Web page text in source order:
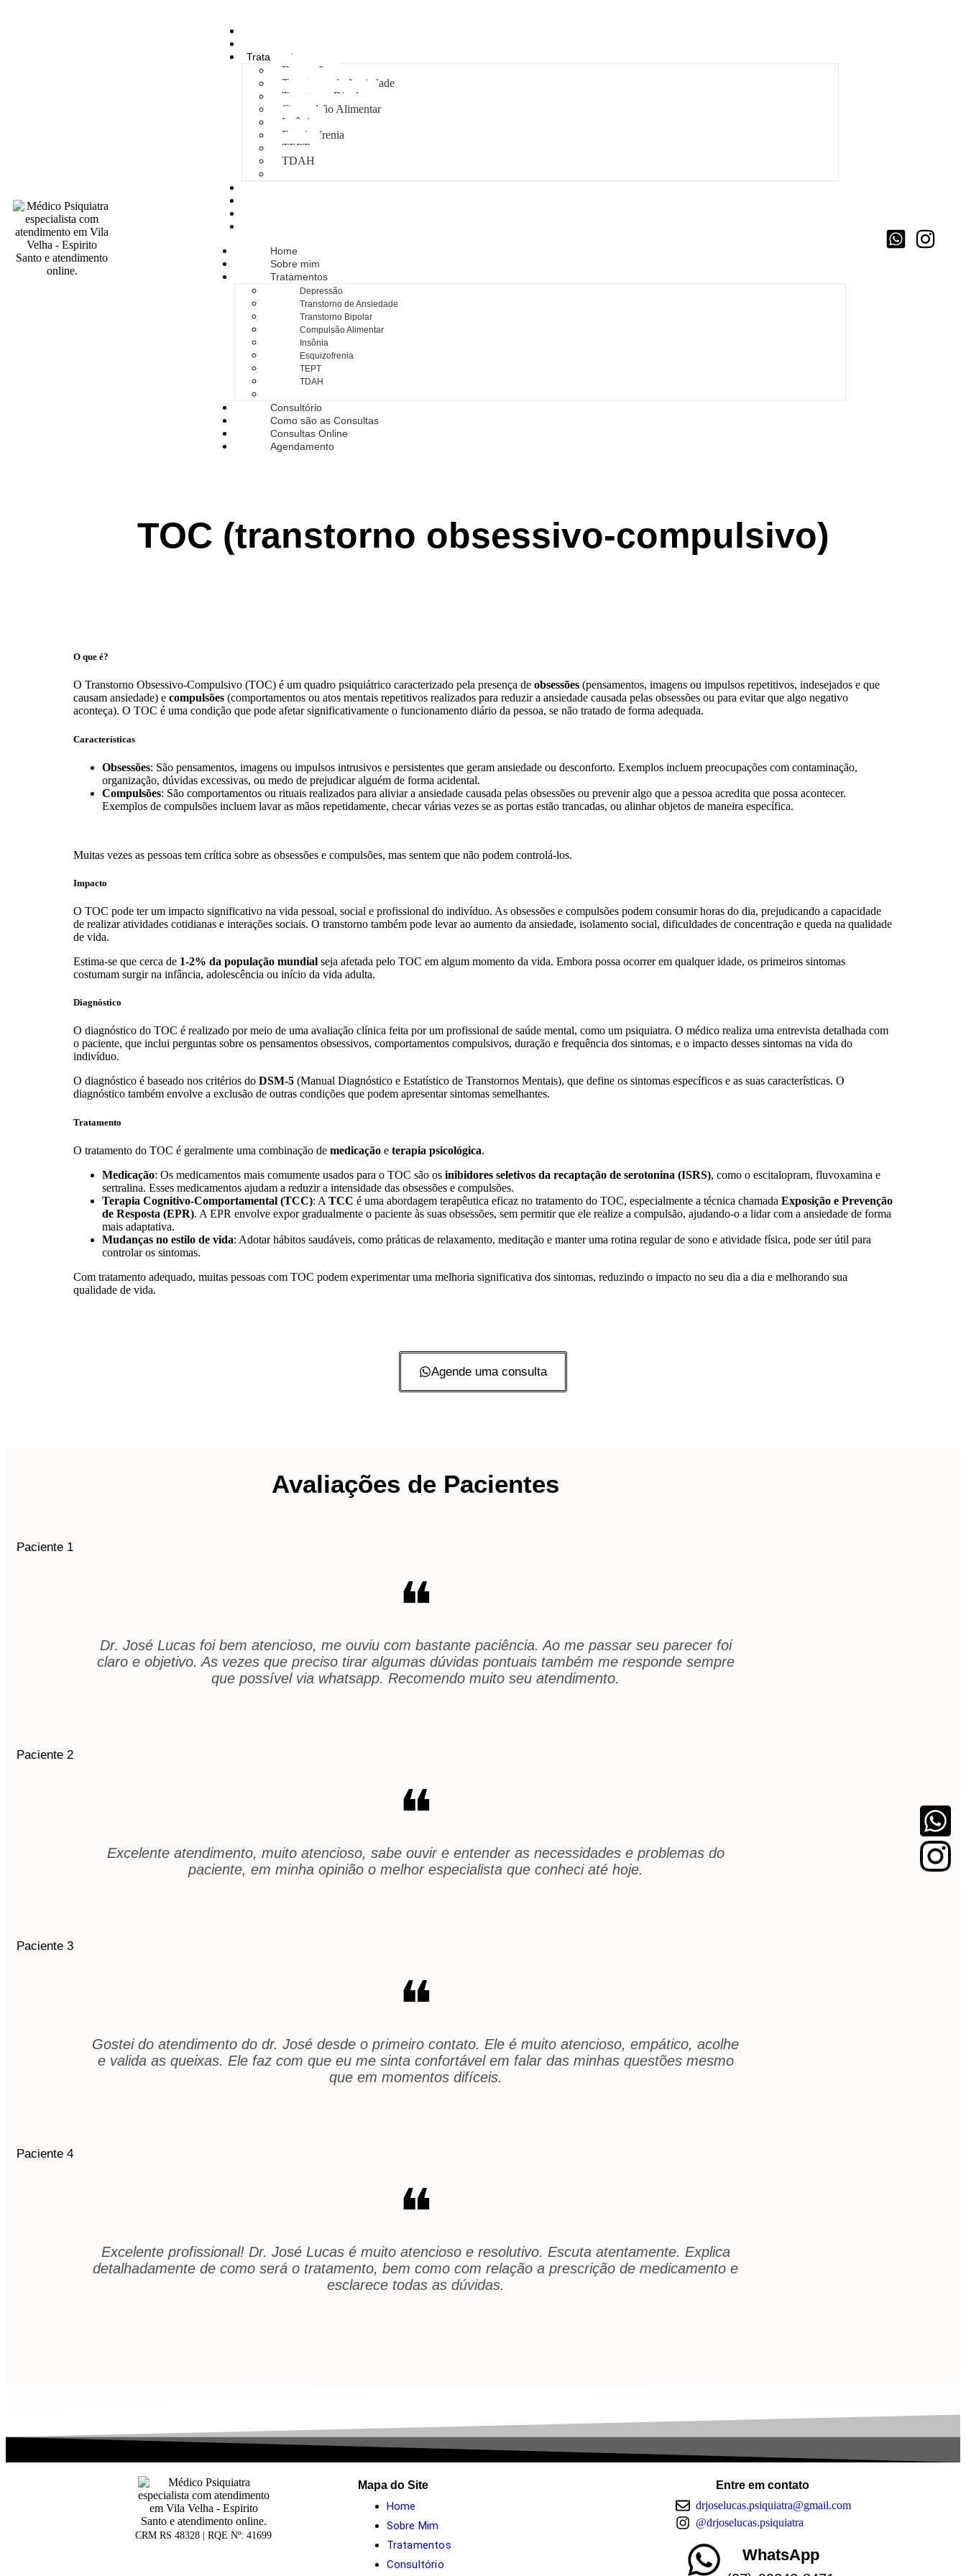
Tratamentos
Depressão
Transtorno de Ansiedade
Transtorno Bipolar
Compulsão Alimentar
Insônia
Esquizofrenia
TEPT
TDAH
Home
Sobre mim
Tratamentos
Depressão
Transtorno de Ansiedade
Transtorno Bipolar
Compulsão Alimentar
Insônia
Esquizofrenia
TEPT
TDAH
Consultório
Como são as Consultas
Consultas Online
Agendamento
TOC (transtorno obsessivo-compulsivo)
O que é?
O Transtorno Obsessivo-Compulsivo (TOC) é um quadro psiquiátrico caracterizado pela presença de obsessões (pensamentos, imagens ou impulsos repetitivos, indesejados e que
causam ansiedade) e compulsões (comportamentos ou atos mentais repetitivos realizados para reduzir a ansiedade causada pelas obsessões ou para evitar que algo negativo
aconteça). O TOC é uma condição que pode afetar significativamente o funcionamento diário da pessoa, se não tratado de forma adequada.
Características
Obsessões: São pensamentos, imagens ou impulsos intrusivos e persistentes que geram ansiedade ou desconforto. Exemplos incluem preocupações com contaminação,
organização, dúvidas excessivas, ou medo de prejudicar alguém de forma acidental.
Compulsões: São comportamentos ou rituais realizados para aliviar a ansiedade causada pelas obsessões ou prevenir algo que a pessoa acredita que possa acontecer.
Exemplos de compulsões incluem lavar as mãos repetidamente, checar várias vezes se as portas estão trancadas, ou alinhar objetos de maneira específica.
Muitas vezes as pessoas tem crítica sobre as obsessões e compulsões, mas sentem que não podem controlá-los.
Impacto
O TOC pode ter um impacto significativo na vida pessoal, social e profissional do indivíduo. As obsessões e compulsões podem consumir horas do dia, prejudicando a capacidade
de realizar atividades cotidianas e interações sociais. O transtorno também pode levar ao aumento da ansiedade, isolamento social, dificuldades de concentração e queda na qualidade
de vida.
Estima-se que cerca de 1-2% da população mundial seja afetada pelo TOC em algum momento da vida. Embora possa ocorrer em qualquer idade, os primeiros sintomas
costumam surgir na infância, adolescência ou início da vida adulta.
Diagnóstico
O diagnóstico do TOC é realizado por meio de uma avaliação clínica feita por um profissional de saúde mental, como um psiquiatra. O médico realiza uma entrevista detalhada com
o paciente, que inclui perguntas sobre os pensamentos obsessivos, comportamentos compulsivos, duração e frequência dos sintomas, e o impacto desses sintomas na vida do
indivíduo.
O diagnóstico é baseado nos critérios do DSM-5 (Manual Diagnóstico e Estatístico de Transtornos Mentais), que define os sintomas específicos e as suas características. O
diagnóstico também envolve a exclusão de outras condições que podem apresentar sintomas semelhantes.
Tratamento
O tratamento do TOC é geralmente uma combinação de medicação e terapia psicológica.
Medicação: Os medicamentos mais comumente usados para o TOC são os inibidores seletivos da recaptação de serotonina (ISRS), como o escitalopram, fluvoxamina e
sertralina. Esses medicamentos ajudam a reduzir a intensidade das obsessões e compulsões.
Terapia Cognitivo-Comportamental (TCC): A TCC é uma abordagem terapêutica eficaz no tratamento do TOC, especialmente a técnica chamada Exposição e Prevenção
de Resposta (EPR). A EPR envolve expor gradualmente o paciente às suas obsessões, sem permitir que ele realize a compulsão, ajudando-o a lidar com a ansiedade de forma
mais adaptativa.
Mudanças no estilo de vida: Adotar hábitos saudáveis, como práticas de relaxamento, meditação e manter uma rotina regular de sono e atividade física, pode ser útil para
controlar os sintomas.
Com tratamento adequado, muitas pessoas com TOC podem experimentar uma melhoria significativa dos sintomas, reduzindo o impacto no seu dia a dia e melhorando sua
qualidade de vida.
Agende uma consulta
Avaliações de Pacientes
Paciente 1
❝
Dr. José Lucas foi bem atencioso, me ouviu com bastante paciência. Ao me passar seu parecer foi
claro e objetivo. As vezes que preciso tirar algumas dúvidas pontuais também me responde sempre
que possível via whatsapp. Recomendo muito seu atendimento.
Paciente 2
❝
Excelente atendimento, muito atencioso, sabe ouvir e entender as necessidades e problemas do
paciente, em minha opinião o melhor especialista que conheci até hoje.
Paciente 3
❝
Gostei do atendimento do dr. José desde o primeiro contato. Ele é muito atencioso, empático, acolhe
e valida as queixas. Ele faz com que eu me sinta confortável em falar das minhas questões mesmo
que em momentos difíceis.
Paciente 4
❝
Excelente profissional! Dr. José Lucas é muito atencioso e resolutivo. Escuta atentamente. Explica
detalhadamente de como será o tratamento, bem como com relação a prescrição de medicamento e
esclarece todas as dúvidas.
CRM RS 48328 | RQE Nº: 41699
Mapa do Site
Home
Sobre Mim
Tratamentos
Consultório
Entre em contato
drjoselucas.psiquiatra@gmail.com
@drjoselucas.psiquiatra
WhatsApp